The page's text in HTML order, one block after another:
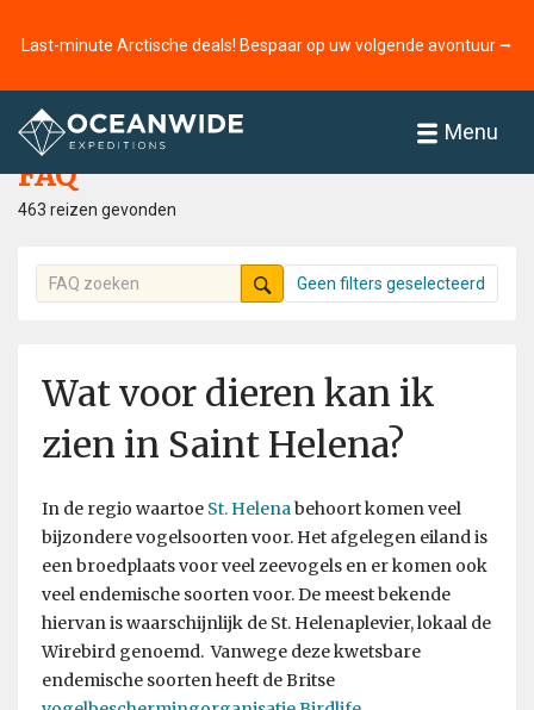
Last-minute Arctische deals! Bespaar op uw volgende avontuur ⭢
Menu
Home
FAQ
463 reizen gevonden
Geen filters geselecteerd
Wat voor dieren kan ik
zien in Saint Helena?
In de regio waartoe St. Helenabehoort komen veel
bijzondere vogelsoorten voor. Het afgelegen eiland is
een broedplaats voor veel zeevogels en er komen ook
veel endemische soorten voor. De meest bekende
hiervan is waarschijnlijk de St. Helenaplevier, lokaal de
Wirebird genoemd. Vanwege deze kwetsbare
endemische soorten heeft de Britse